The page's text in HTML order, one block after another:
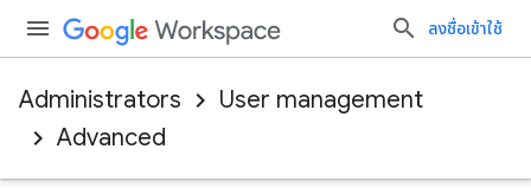
ลงชื่อเข้าใช้
Administrators
User management
Advanced